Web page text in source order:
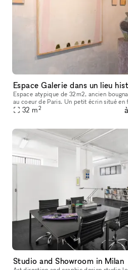
Espace atypique de 32m2, ancien
au coeur de Paris. Un petit écrin situé
sublime fontaine. Matériaux anciens,
32 m2
Studio and Showroom in Milan